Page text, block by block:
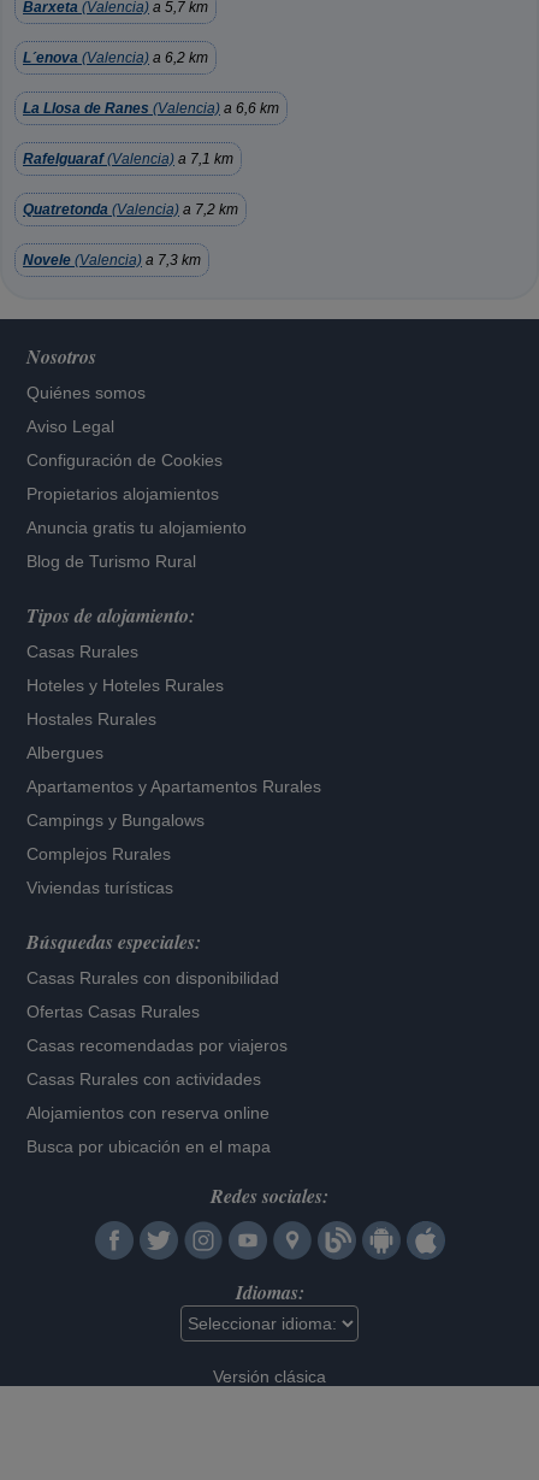
Barxeta (Valencia) a 5,7 km
L´enova (Valencia) a 6,2 km
La Llosa de Ranes (Valencia) a 6,6 km
Rafelguaraf(Valencia) a 7,1 km
Quatretonda (Valencia) a 7,2 km
Novele (Valencia) a 7,3 km
Nosotros
Quiénes somos
Aviso Legal
Configuración de Cookies
Propietarios alojamientos
Anuncia gratis tu alojamiento
Blog de Turismo Rural
Tipos de alojamiento:
Casas Rurales
Hoteles y Hoteles Rurales
Hostales Rurales
Albergues
Apartamentos yApartamentos Rurales
Campings y Bungalows
Complejos Rurales
Viviendas turísticas
Búsquedas especiales:
Casas Rurales con disponibilidad
Ofertas Casas Rurales
Casas recomendadas por viajeros
Casas Rurales con actividades
Alojamientos con reserva online
Busca por ubicación en el mapa
Redes sociales:
Idiomas:
Versión clásica